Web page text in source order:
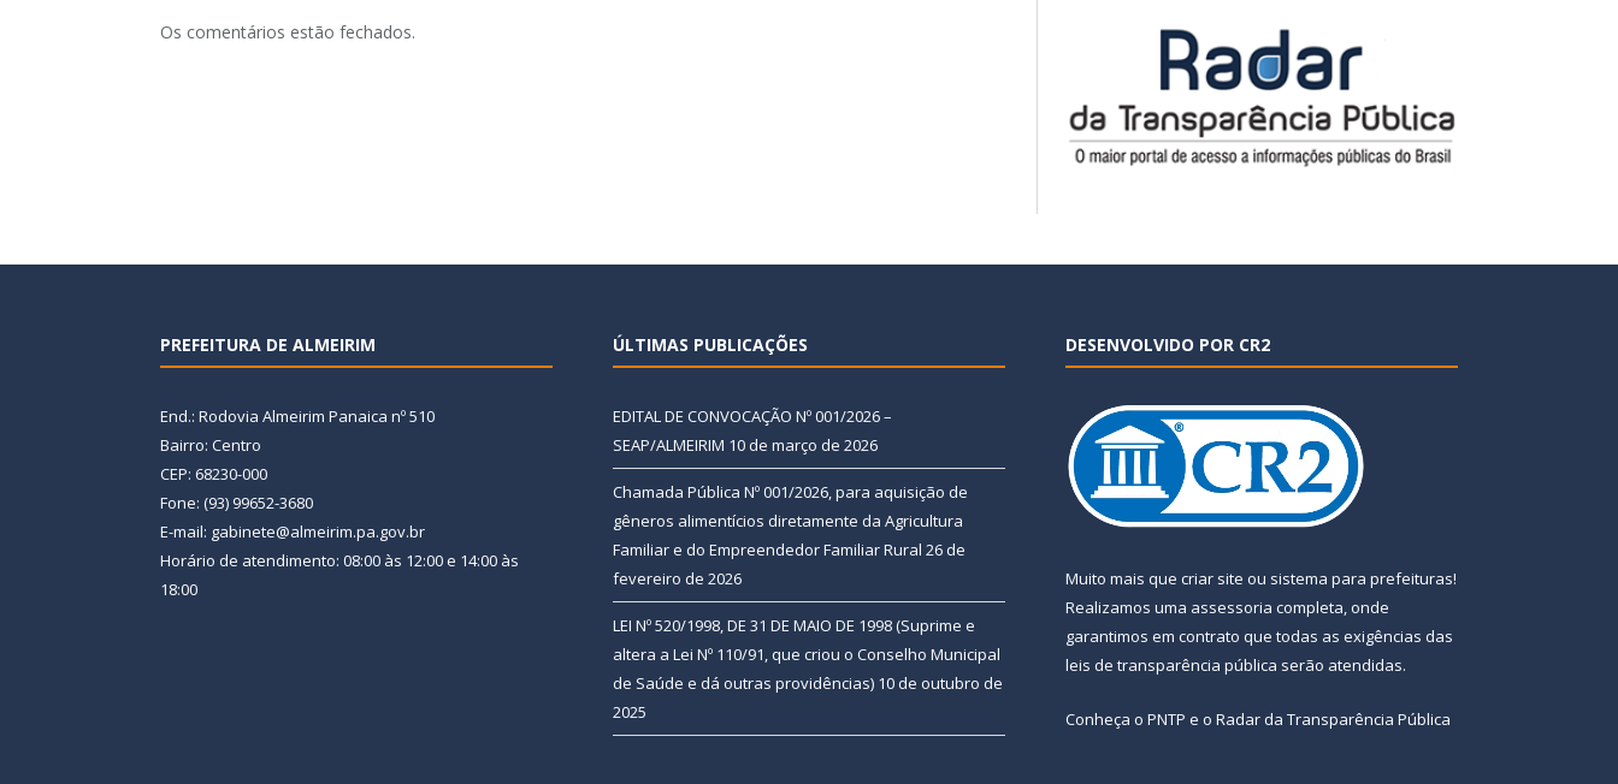
Os comentários estão fechados.
PREFEITURA DE ALMEIRIM
End.: Rodovia Almeirim Panaica nº 510
Bairro: Centro
CEP: 68230-000
Fone: (93) 99652-3680
E-mail: gabinete@almeirim.pa.gov.br
Horário de atendimento: 08:00 às 12:00 e 14:00 às
18:00
ÚLTIMAS PUBLICAÇÕES
EDITAL DE CONVOCAÇÃO Nº 001/2026 –
SEAP/ALMEIRIM 10 de março de 2026
Chamada Pública Nº 001/2026, para aquisição de
gêneros alimentícios diretamente da Agricultura
Familiar e do Empreendedor Familiar Rural 26 de
fevereiro de 2026
LEI Nº 520/1998, DE 31 DE MAIO DE 1998 (Suprime e
altera a Lei Nº 110/91, que criou o Conselho Municipal
de Saúde e dá outras providências) 10 de outubro de
2025
DESENVOLVIDO POR CR2
Muito mais que criar site ou sistema para prefeituras!
Realizamos uma assessoria completa, onde
garantimos em contrato que todas as exigências das
leis de transparência pública serão atendidas.
Conheça o PNTP e o Radar da Transparência Pública